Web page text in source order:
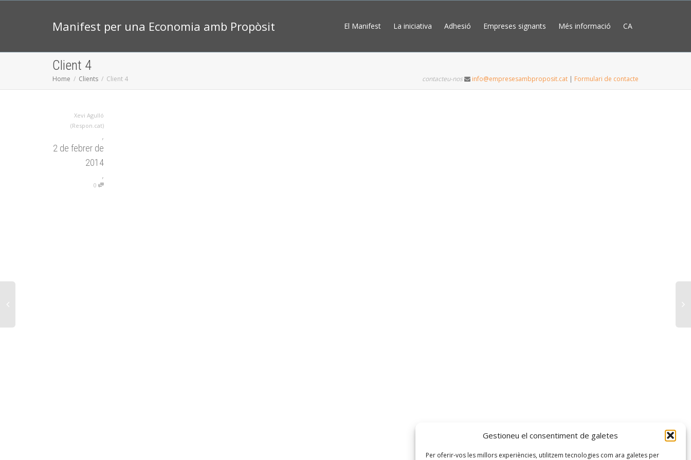
Gestioneu el consentiment de galetes
Per oferir-vos les millors experiències, utilitzem tecnologies com ara galetes per
Manifest per una Economia amb Propòsit El Manifest La iniciativa Adhesió Empreses signants Més informació CA
Client 4
Home Clients Client 4 contacteu-nos info@empresesambproposit.cat | Formulari de contacte
Xevi Agulló
(Respon.cat)
,
2 de febrer de
2014
,
0